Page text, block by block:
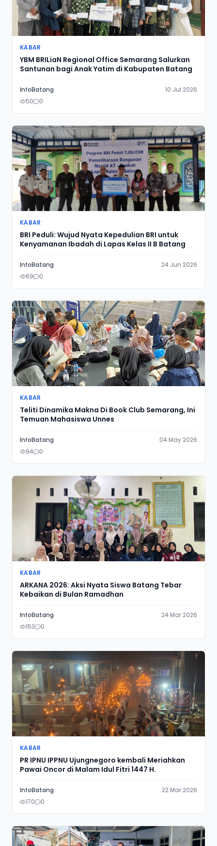
KABAR
YBM BRILiaN Regional Office Semarang Salurkan
Santunan bagi Anak Yatim di Kabupaten Batang
InfoBatang
10 Jul 2026
50
0
KABAR
BRI Peduli: Wujud Nyata Kepedulian BRI untuk
Kenyamanan Ibadah di Lapas Kelas II B Batang
InfoBatang
24 Jun 2026
69
0
KABAR
Teliti Dinamika Makna Di Book Club Semarang, Ini
Temuan Mahasiswa Unnes
InfoBatang
04 May 2026
94
0
KABAR
ARKANA 2026: Aksi Nyata Siswa Batang Tebar
Kebaikan di Bulan Ramadhan
InfoBatang
24 Mar 2026
153
0
KABAR
PR IPNU IPPNU Ujungnegoro kembali Meriahkan
Pawai Oncor di Malam Idul Fitri 1447 H.
InfoBatang
22 Mar 2026
170
0